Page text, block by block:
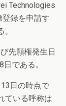
Technologies
登録を申請す
先願権発生日
である。
日の時点で
ている呼称は